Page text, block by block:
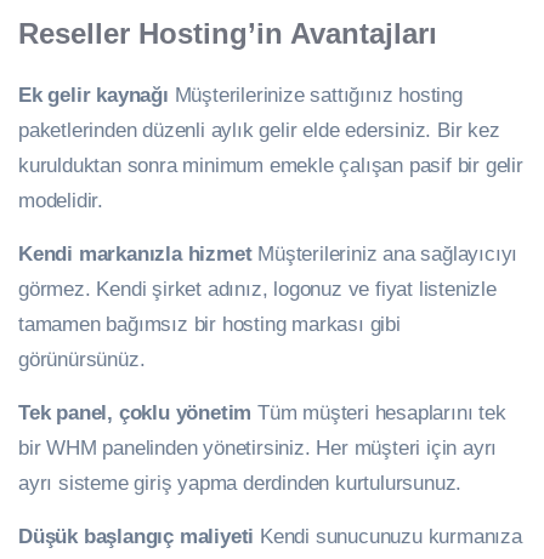
Reseller Hosting’in Avantajları
Ek gelir kaynağı Müşterilerinize sattığınız hosting
paketlerinden düzenli aylık gelir elde edersiniz. Bir kez
kurulduktan sonra minimum emekle çalışan pasif bir gelir
modelidir.
Kendi markanızla hizmetMüşterileriniz ana sağlayıcıyı
görmez. Kendi şirket adınız, logonuz ve fiyat listenizle
tamamen bağımsız bir hosting markası gibi
görünürsünüz.
Tek panel, çoklu yönetim Tüm müşteri hesaplarını tek
bir WHM panelinden yönetirsiniz. Her müşteri için ayrı
ayrı sisteme giriş yapma derdinden kurtulursunuz.
Düşük başlangıç maliyeti Kendi sunucunuzu kurmanıza